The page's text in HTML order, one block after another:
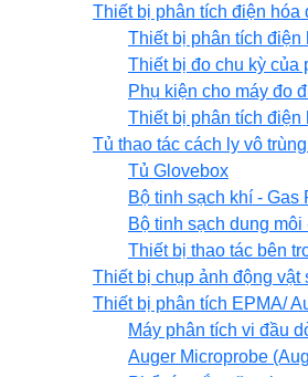
Thiết bị phân tích điện hóa
Thiết bị phân tích điện
Thiết bị đo chu kỳ của
Phụ kiện cho máy đo
Thiết bị phân tích điện
Tủ thao tác cách ly vô
Tủ Glovebox
Bộ tinh sạch khí - Gas
Bộ tinh sạch dung
Thiết bị thao tác bên
Thiết bị chụp ảnh động
Thiết bị phân tích EPMA/
Máy phân tích vi đầu
Auger Microprobe